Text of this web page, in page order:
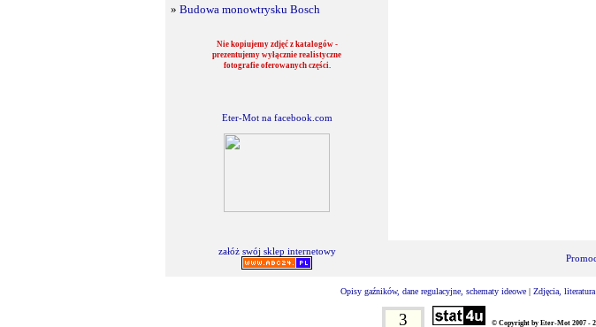
» Budowa monowtrysku Bosch
Nie kopiujemy zdjęć z katalogów -
prezentujemy wyłącznie realistyczne
fotografie oferowanych części.
Eter-Mot na facebook.com
załóż swój sklep internetowy
Opisy gaźników, dane regulacyjne, schematy ideowe | Zdjęcia,
3 © Copyright by Eter-Mot 2007 -